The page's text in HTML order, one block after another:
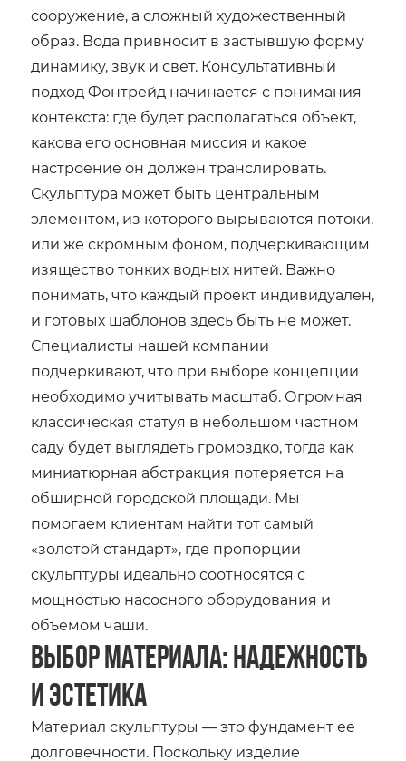
сооружение, а сложный художественный
образ. Вода привносит в застывшую форму
динамику, звук и свет. Консультативный
подход Фонтрейд начинается с понимания
контекста: где будет располагаться объект,
какова его основная миссия и какое
настроение он должен транслировать.
Скульптура может быть центральным
элементом, из которого вырываются потоки,
или же скромным фоном, подчеркивающим
изящество тонких водных нитей. Важно
понимать, что каждый проект индивидуален,
и готовых шаблонов здесь быть не может.
Специалисты нашей компании
подчеркивают, что при выборе концепции
необходимо учитывать масштаб. Огромная
классическая статуя в небольшом частном
саду будет выглядеть громоздко, тогда как
миниатюрная абстракция потеряется на
обширной городской площади. Мы
помогаем клиентам найти тот самый
«золотой стандарт», где пропорции
скульптуры идеально соотносятся с
мощностью насосного оборудования и
объемом чаши.
Выбор материала: надежность
и эстетика
Материал скульптуры — это фундамент ее
долговечности. Поскольку изделие